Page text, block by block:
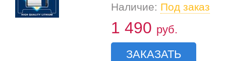
Наличие: Под заказ
1 490 руб.
ЗАКАЗАТЬ